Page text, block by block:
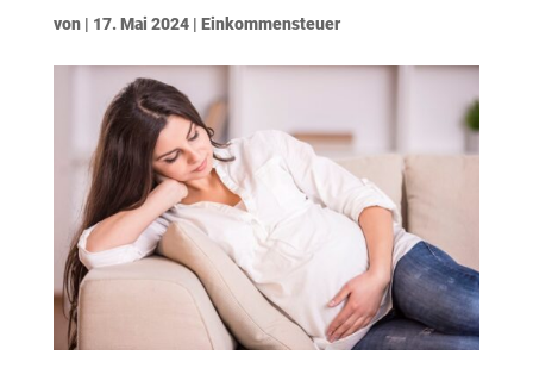
von | 17. Mai 2024| Einkommensteuer